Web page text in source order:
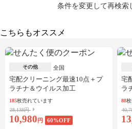
条件を変更して再検索
こちらもオススメ
その他 全国
宅配クリーニング最速10点＋プ
ラチナ＆ウイルス加工
185枚売れています
28,138円
10,980 円 60%OFF
宅
ラ
88枚